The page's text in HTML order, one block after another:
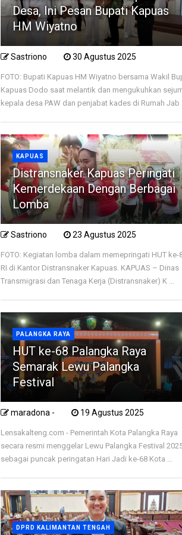
Desa, Ini Pesan Bupati Kapuas
HM Wiyatno
Sastriono 30 Agustus 2025
FOTO: Bupati Kapuas HM Wiyatno bersama Wakil
Kapuas Dodo saat melantik dan mengukuhkan
kepala desa PAW dan penjabat kades di Rumah Jab ...
KAPUAS
Distransnaker Kapuas Peringati
Kemerdekaan Dengan Berbagai
Lomba
Sastriono 23 Agustus 2025
FOTO: Kegiatan lomba dalam memepringati HUT ke-
RI di Kantor Distransnaker Kapuas. KAPUAS – Dinas
Transmigrasi dan Tenaga Kerja (Distransnaker) K ...
PALANGKA RAYA
HUT ke-68 Palangka Raya
Semarak Lewu Palangka
Festival
maradona - 19 Agustus 2025
Lensakalteng.com - Pemerintah Kota Palangka Raya
secara resmi menggelar Lewu Palangka Festival
sebagai puncak peringatan Hari Jadi ke-68 Kota ...
DPRD KALIMANTAN TENGAH